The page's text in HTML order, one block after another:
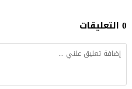
0 التعليقات